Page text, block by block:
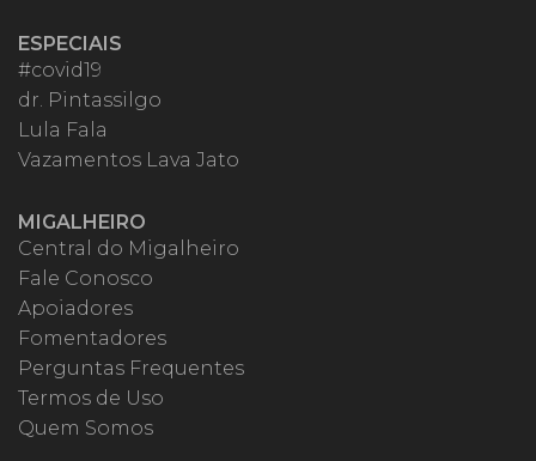
ESPECIAIS
#covid19
dr. Pintassilgo
Lula Fala
Vazamentos Lava Jato
MIGALHEIRO
Central do Migalheiro
Fale Conosco
Apoiadores
Fomentadores
Perguntas Frequentes
Termos de Uso
Quem Somos